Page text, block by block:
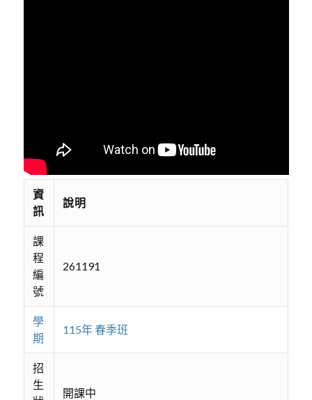
資
訊
說明
課
程
編
號
261191
學
期
115年 春季班
招
生
開課中